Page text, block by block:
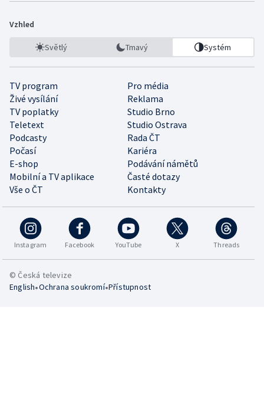
Vzhled
Světlý Tmavý Systém
TV program
Pro média
Živé vysílání
Reklama
TV poplatky
Studio Brno
Teletext
Studio Ostrava
Podcasty
Rada ČT
Počasí
Kariéra
E-shop
Podávání námětů
Mobilní a TV aplikace
Časté dotazy
Vše o ČT
Kontakty
Instagram Facebook YouTube X Threads
© Česká televize
English•Ochrana soukromí•Přístupnost